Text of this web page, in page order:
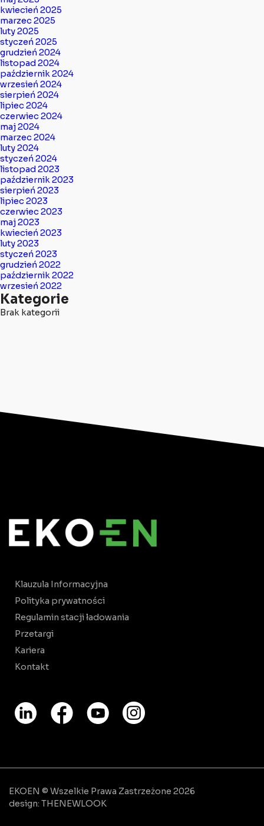
kwiecień 2025
marzec 2025
luty 2025
styczeń 2025
grudzień 2024
listopad 2024
październik 2024
wrzesień 2024
sierpień 2024
lipiec 2024
czerwiec 2024
maj 2024
marzec 2024
luty 2024
styczeń 2024
listopad 2023
październik 2023
sierpień 2023
lipiec 2023
czerwiec 2023
maj 2023
kwiecień 2023
luty 2023
styczeń 2023
grudzień 2022
październik 2022
wrzesień 2022
Kategorie
Brak kategorii
Klauzula Informacyjna
Polityka prywatności
Regulamin stacji ładowania
Przetargi
Kariera
Kontakt
EKOEN © Wszelkie Prawa Zastrzeżone 2026
design: THENEWLOOK